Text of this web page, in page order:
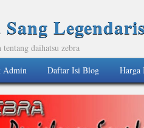
Legendaris
daihatsu zebra
Admin Daftar Isi Blog Harga